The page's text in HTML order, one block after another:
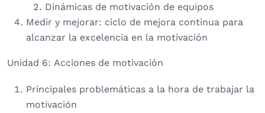
Dinámicas de motivación de equipos
Medir y mejorar: ciclo de mejora continua para
alcanzar la excelencia en la motivación
Unidad 6: Acciones de motivación
Principales problemáticas a la hora de trabajar la
motivación